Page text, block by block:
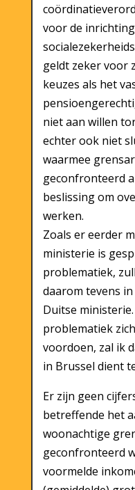
voor de
geldt zeker voor
keuzes als het
niet aan willen
echter ook niet
waarmee
geconfronteerd
beslissing om
werken.
Zoals er eerder
ministerie is
problematiek,
daarom tevens
Duitse
problematiek
voordoen, zal ik
in Brussel dient
Er zijn geen
betreffende het
woonachtige
geconfronteerd
voormelde